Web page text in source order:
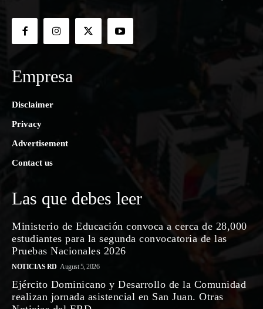
Empresa
Disclaimer
Privacy
Advertisement
Contact us
Las que debes leer
Ministerio de Educación convoca a cerca de 28,000
estudiantes para la segunda convocatoria de las
Pruebas Nacionales 2026
NOTICIAS RD August 5, 2026
Ejército Dominicano y Desarrollo de la Comunidad
realizan jornada asistencial en San Juan. Otras